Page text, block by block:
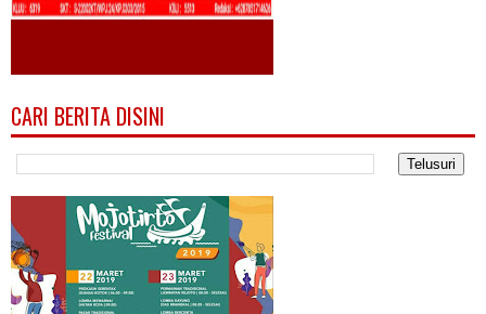
CARI BERITA DISINI